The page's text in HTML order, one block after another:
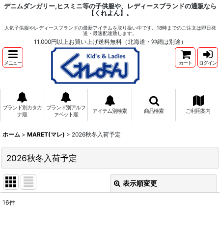
デニムダンガリー,ヒスミニ等の子供服や、レディースブランドの通販なら
【くれよん】。
人気子供服やレディースブランドの最新アイテムを取り扱い中です。18時までのご注文は即日発
送・最速配達致します。
11,000円以上お買い上げ送料無料（北海道・沖縄は別途）
メニュー カート ログイン
ブランド別カタカ
ナ順
ブランド別アルフ
ァベット順
アイテム別検索 商品検索 ご利用案内
ホーム > MARET(マレ) > 2026秋冬入荷予定
2026秋冬入荷予定
表示順変更
16件